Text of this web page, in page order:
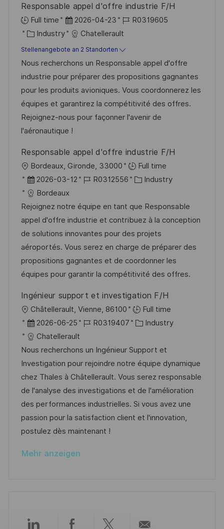
n
g
r
ö
f
f
e
n
t
l
i
c
Responsable appel d'offre industrie F/H
Full time
D
a
t
u
m
d
e
r
V
r
ö
f
f
e
n
t
l
c
2026-04-23
J
o
b
-
I
D
R0319605
K
a
t
e
g
o
r
i
Industry Chatellerault
Stellenangebote an 2 Standorten
Nous recherchons un Responsable appel d'offre
industrie pour préparer des propositions gagnantes
pour les produits avioniques. Vous coordonnerez les
équipes et garantirez la compétitivité des offres.
Rejoignez-nous pour façonner l'avenir de
l'aéronautique !
Responsable appel d'offre industrie F/H
O
r
t
Bordeaux, Gironde, 33000
Full time
D
a
t
u
m
d
e
r
e
r
ö
f
f
e
n
t
l
i
c
h
2026-03-12
J
b
-
I
D
R0312556
K
t
e
g
o
r
i
Industry
Bordeaux
Rejoignez notre équipe en tant que Responsable
appel d'offre industrie et contribuez à la conception
de solutions innovantes pour des projets
aéroportés. Vous serez en charge de préparer des
propositions gagnantes et de coordonner les
équipes pour garantir la compétitivité des offres.
Ingénieur support et investigation F/H
O
r
t
Châtellerault, Vienne, 86100
Full time
D
a
t
u
m
d
e
r
V
r
n
2026-06-25
J
b
-
I
D
R0319407
K
t
e
g
o
r
i
Industry
Chatellerault
Nous recherchons un Ingénieur Support et
Investigation pour rejoindre notre équipe dynamique
chez Thales à Châtellerault. Vous serez responsable
de l'analyse des investigations et de l'amélioration
des performances industrielles. Si vous avez une
passion pour la satisfaction client et l'innovation,
postulez dès maintenant !
Mehr anzeigen